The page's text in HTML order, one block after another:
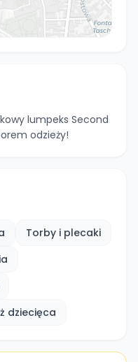
lumpeks Second
odzieży!
Torby i plecaki
dziecięca